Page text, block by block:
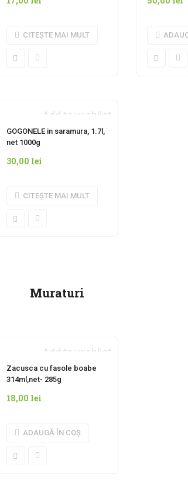
CITEȘTE MAI MULT
Add to wishlist
GOGONELE in saramura, 1.7l,
net 1000g
30,00 lei
CITEȘTE MAI MULT
Muraturi
Add to wishlist
Zacusca cu fasole boabe
314ml,net- 285g
18,00 lei
ADAUGĂ ÎN COȘ